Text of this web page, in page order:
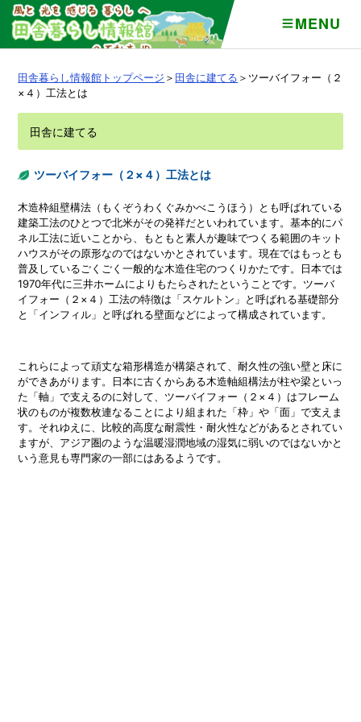
MENU
田舎暮らし情報館トップページ ＞ 田舎に建てる ＞ツーバイフォー（２
×４）工法とは
田舎に建てる
ツーバイフォー（２×４）工法とは
木造枠組壁構法（もくぞうわくぐみかべこうほう）とも呼ばれている
建築工法のひとつで北米がその発祥だといわれています。基本的にパ
ネル工法に近いことから、もともと素人が趣味でつくる範囲のキット
ハウスがその原形なのではないかとされています。現在ではもっとも
普及しているごくごく一般的な木造住宅のつくりかたです。日本では
1970年代に三井ホームによりもたらされたということです。ツーバ
イフォー（２×４）工法の特徴は「スケルトン」と呼ばれる基礎部分
と「インフィル」と呼ばれる壁面などによって構成されています。
これらによって頑丈な箱形構造が構築されて、耐久性の強い壁と床に
ができあがります。日本に古くからある木造軸組構法が柱や梁といっ
た「軸」で支えるのに対して、ツーバイフォー（２×４）はフレーム
状のものが複数枚連なることにより組まれた「枠」や「面」で支えま
す。それゆえに、比較的高度な耐震性・耐火性などがあるとされてい
ますが、アジア圏のような温暖湿潤地域の湿気に弱いのではないかと
いう意見も専門家の一部にはあるようです。